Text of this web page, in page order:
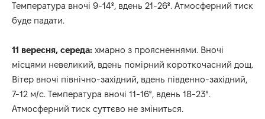
Температура вночі 9-14º, вдень 21-26º. Атмосферний тиск
буде падати.
11 вересня, середа: хмарно з проясненнями. Вночі
місцями невеликий, вдень помірний короткочасний дощ.
Вітер вночі північно-західний, вдень південно-західний,
7-12 м/с. Температура вночі 11-16º, вдень 18-23º.
Атмосферний тиск суттєво не зміниться.